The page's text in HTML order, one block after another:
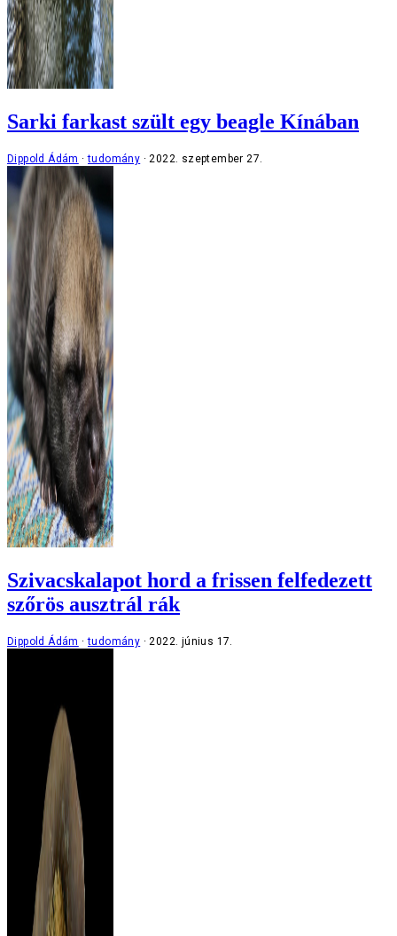
Sarki farkast szült egy beagle Kínában
Dippold Ádám tudomány 2022. szeptember 27.
Szivacskalapot hord a frissen felfedezett
szőrös ausztrál rák
Dippold Ádám tudomány 2022. június 17.